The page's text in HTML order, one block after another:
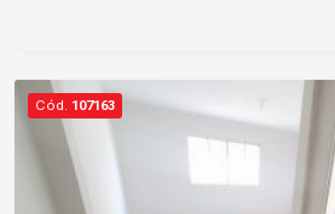
Cód. 107163